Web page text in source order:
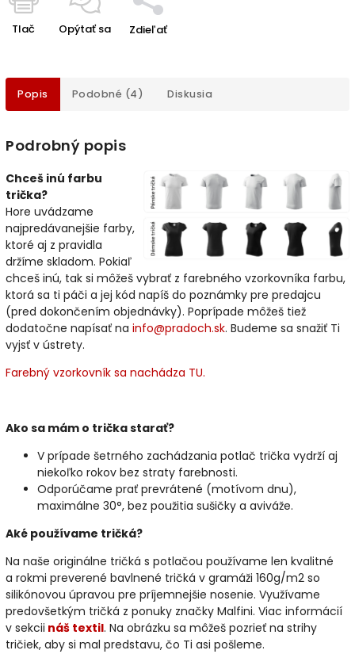
Tlač Opýtať sa Zdieľať
Popis Podobné (4) Diskusia
Podrobný popis
Chceš inú farbu
trička?
Hore uvádzame
najpredávanejšie farby,
ktoré aj z pravidla
držíme skladom. Pokiaľ
chceš inú, tak si môžeš vybrať z farebného vzorkovníka farbu,
ktorá sa ti páči a jej kód napíš do poznámky pre predajcu
(pred dokončením objednávky). Poprípade môžeš tiež
dodatočne napísať na info@pradoch.sk. Budeme sa snažiť Ti
vyjsť v ústrety.
Farebný vzorkovník sa nachádza TU.
Ako sa mám o trička starať?
V prípade šetrného zachádzania potlač trička vydrží aj
niekoľko rokov bez straty farebnosti.
Odporúčame prať prevrátené (motívom dnu),
maximálne 30°, bez použitia sušičky a aviváže.
Aké používame tričká?
Na naše originálne tričká s potlačou používame len kvalitné
a rokmi preverené bavlnené tričká v gramáži 160g/m2 so
silikónovou úpravou pre príjemnejšie nosenie. Využívame
predovšetkým tričká z ponuky značky Malfini. Viac informácií
v sekcii náš textil. Na obrázku sa môžeš pozrieť na strihy
tričiek, aby si mal predstavu, čo Ti asi pošleme.